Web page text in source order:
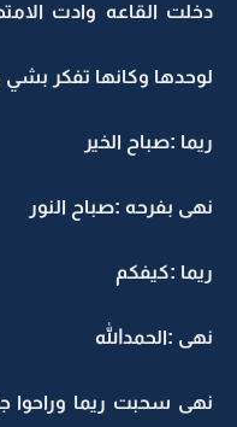
دخلت القاعه وادت
لوحدها وكانها تفكر بشي
ريما :صباح الخير
نهى بفرحه :صباح النور
ريما :كيفكم
نهى :الحمدالله
نهى سحبت ريما وراحوا